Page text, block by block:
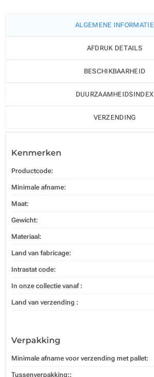
ALGEMENE INFORMATIE
AFDRUK DETAILS
BESCHIKBAARHEID
DUURZAAMHEIDSINDEX
VERZENDING
Kenmerken
Productcode:
Minimale afname:
Maat:
Gewicht:
Materiaal:
Land van fabricage:
Intrastat code:
In onze collectie vanaf :
Land van verzending :
Verpakking
Minimale afname voor verzending met pallet:
Tussenverpakking::